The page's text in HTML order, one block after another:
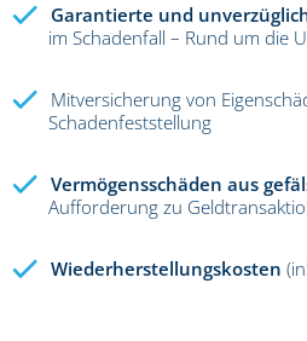
Garantierte und
im Schadenfall – Rund um die
Mitversicherung von
Schadenfeststellung
Vermögensschäden aus
Aufforderung zu
Wiederherstellungskosten